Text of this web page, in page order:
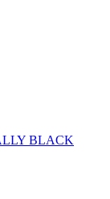
BLACK